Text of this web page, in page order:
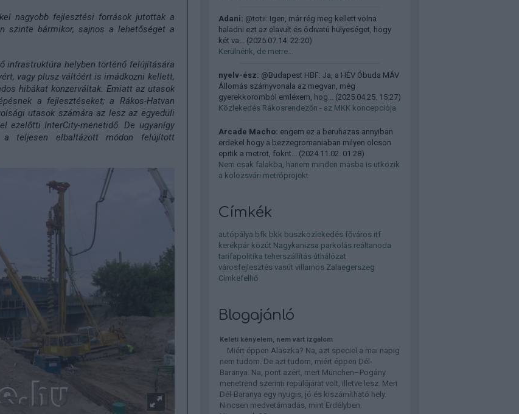
nagyobb fejlesztési források jutottak a
szinte bármikor, sajnos a lehetőséget a
infrastruktúra helyben történő felújítására
vagy plusz váltóért is imádkozni kellett,
hibákat konzerváltak. Emiatt az utasok
a fejlesztéseket; a Rákos-Hatvan
utasok számára az lesz az egyedüli
ezelőtti InterCity-menetidő. De ugyanígy
a teljesen elbaltázott módon felújított
Adani: @totii: Igen, már rég meg kellett volna
haladni ezt az elavult és ódivatú hülyeséget, hogy
két va... (2025.07.14. 22:20)
Kerülnénk, de merre...
nyelv-ész: @Budapest HBF: Ja, a HÉV Óbuda MÁV
Állomás szárnyvonala az megvan, még
gyerekkoromból emléxem, hog... (2025.04.25. 15:27)
Közlekedés Rákosrendezőn - az MKK koncepciója
Arcade Macho: engem ez a beruhazas annyiban
erdekel hogy a bezzegromaniaban milyen olcson
epitik a metrot, foknt... (2024.11.02. 01:28)
Nem csak falakba, hanem minden másba is ütközik
a kolozsvári metróprojekt
Címkék
autópálya bfk bkk buszközlekedés főváros itf
kerékpár közút Nagykanizsa parkolás reáltanoda
tarifapolitika teherszállítás úthálózat
városfejlesztés vasút villamos Zalaegerszeg
Címkefelhő
Blogajánló
Keleti kényelem, nem várt izgalom
Miért éppen Alaszka? Na, azt speciel a mai napig
nem tudom. De azt tudom, miért éppen Dél-
Baranya. Na, pont azért, mert München–Pogány
menetrend szerinti repülőjárat volt, illetve lesz. Mert
Dél-Baranya egy nyugis, jó és kiszámítható hely.
Nincsen medvetámadás, mint Erdélyben.